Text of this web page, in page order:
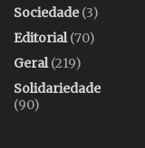
Sociedade(3)
Editorial(70)
Geral(219)
Solidariedade
(90)